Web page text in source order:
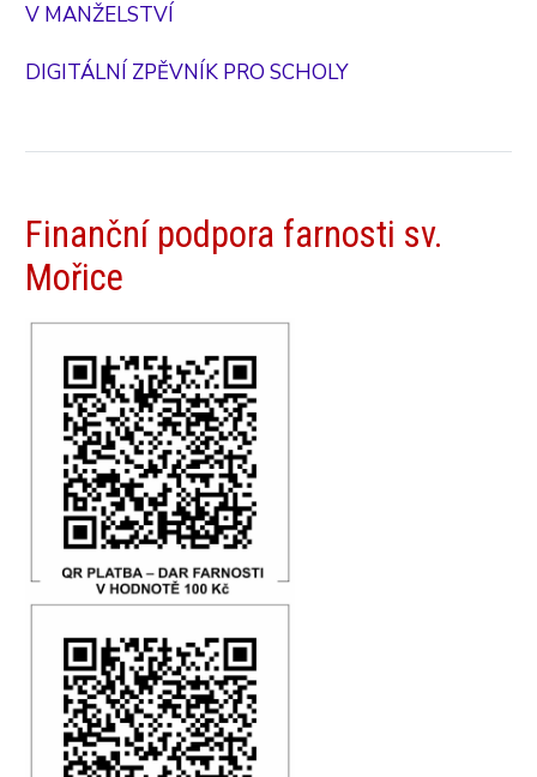
V MANŽELSTVÍ
DIGITÁLNÍ ZPĚVNÍK PRO SCHOLY
Finanční podpora farnosti sv.
Mořice